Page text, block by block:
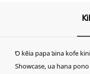
ʻO kēia papa ʻaina kofe
Showcase, ua hana